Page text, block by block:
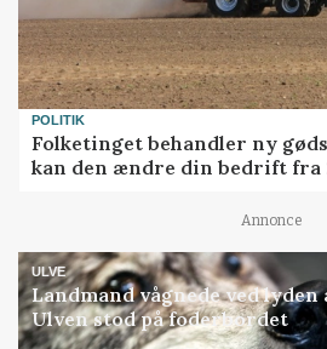
POLITIK
Folketinget behandler ny
kan den ændre din bedrift fra
Annonce
ULVE
Landmand vågnede ved
Ulven stod på foderbordet